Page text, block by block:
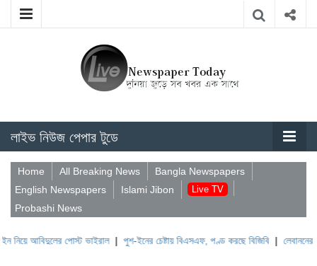
লাইভ নিউজ পেপার টুডে
Home All Breaking News
Bangla Newspapers
English Newspapers
Islami Jibon Live TV
Probashi News
পোস্ট ভাইরাল|পুশ-ইনের চেষ্টায় বিএসএফ, পণ্ড করছে বিজিবি|লেবাননের